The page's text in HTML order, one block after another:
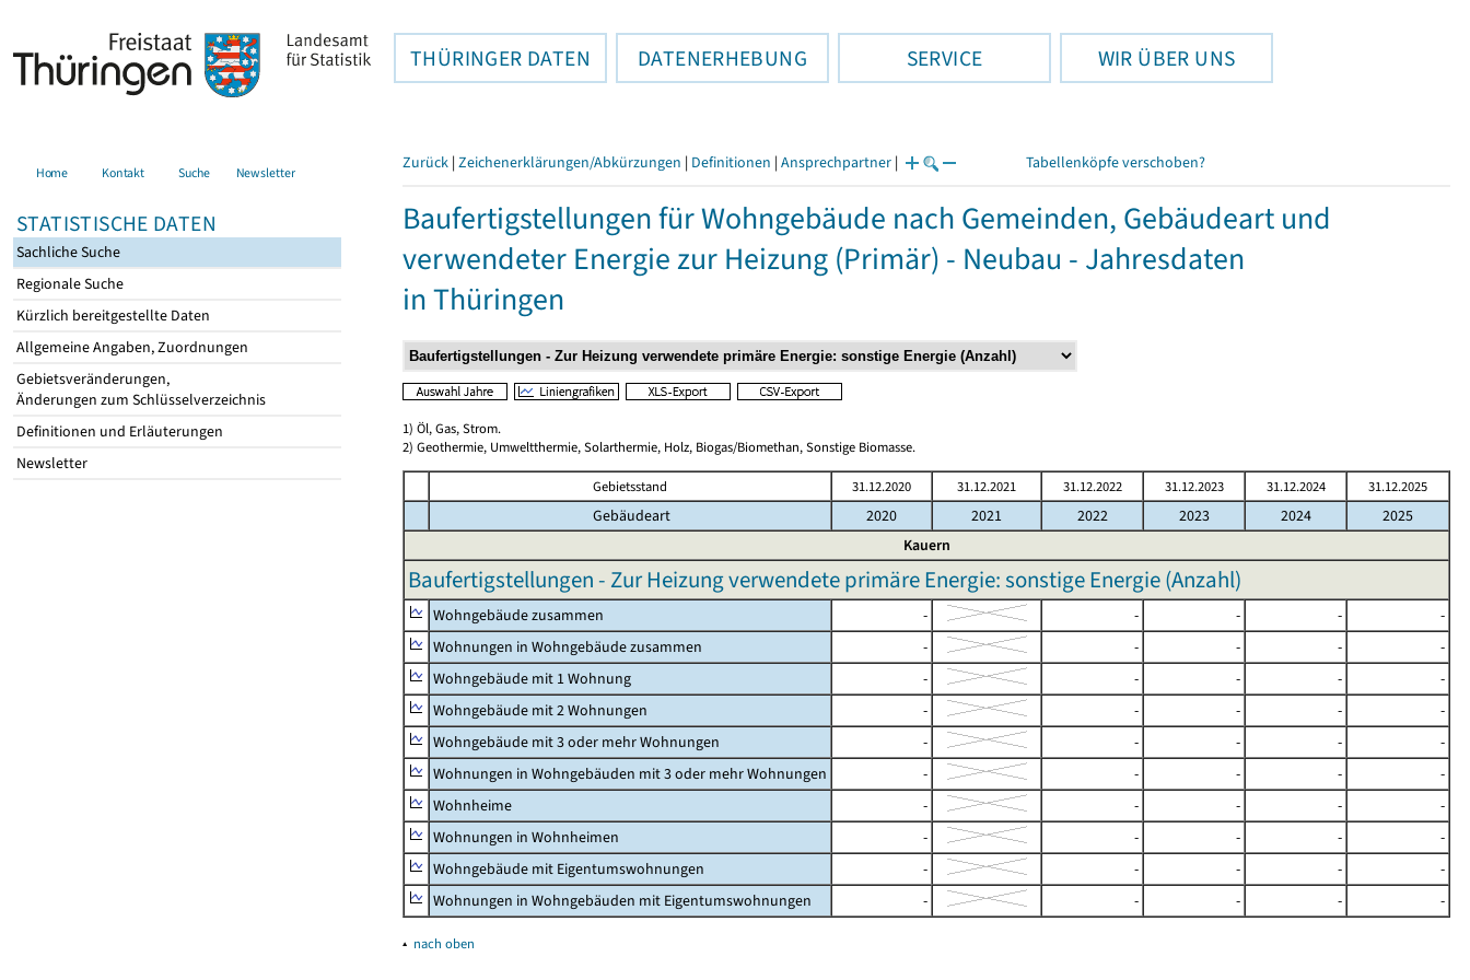
THÜRINGER DATEN DATENERHEBUNG SERVICE WIR ÜBER UNS
Home Kontakt Suche Newsletter
STATISTISCHE DATEN
Sachliche Suche
Regionale Suche
Kürzlich bereitgestellte Daten
Allgemeine Angaben, Zuordnungen
Gebietsveränderungen,
Änderungen zum Schlüsselverzeichnis
Definitionen und Erläuterungen
Newsletter
Zurück | Zeichenerklärungen/Abkürzungen | Definitionen | Ansprechpartner | Tabellenköpfe verschoben?
Baufertigstellungen für Wohngebäude nach Gemeinden, Gebäudeart und
verwendeter Energie zur Heizung (Primär) - Neubau - Jahresdaten
in Thüringen
1) Öl, Gas, Strom.
2) Geothermie, Umweltthermie, Solarthermie, Holz, Biogas/Biomethan, Sonstige Biomasse.
Gebietsstand 31.12.2020 31.12.2021 31.12.2022 31.12.2023 31.12.2024 31.12.2025
Gebäudeart 2020 2021 2022 2023 2024
2025
Kauern
Baufertigstellungen - Zur Heizung verwendete primäre Energie: sonstige Energie (Anzahl)
Wohngebäude zusammen - - - -
-
Wohnungen in Wohngebäude zusammen
- - - -
-
Wohngebäude mit 1 Wohnung
- - - -
-
Wohngebäude mit 2 Wohnungen
- - - -
-
Wohngebäude mit 3 oder mehr Wohnungen
- - - -
-
Wohnungen in Wohngebäuden mit 3 oder mehr Wohnungen
- - - -
-
Wohnheime
- - - -
-
Wohnungen in Wohnheimen
- - - -
-
Wohngebäude mit Eigentumswohnungen
- - - -
-
Wohnungen in Wohngebäuden mit Eigentumswohnungen
- - - - -
▴ nach oben